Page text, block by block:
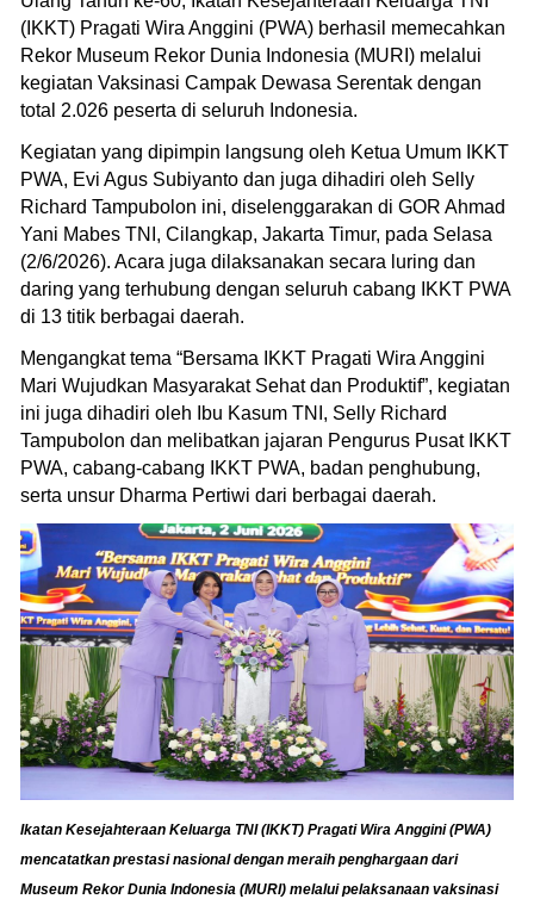
(IKKT) Pragati Wira Anggini (PWA) berhasil memecahkan
Rekor Museum Rekor Dunia Indonesia (MURI) melalui
kegiatan Vaksinasi Campak Dewasa Serentak dengan
total 2.026 peserta di seluruh Indonesia.
Kegiatan yang dipimpin langsung oleh Ketua Umum IKKT
PWA, Evi Agus Subiyanto dan juga dihadiri oleh Selly
Richard Tampubolon ini, diselenggarakan di GOR Ahmad
Yani Mabes TNI, Cilangkap, Jakarta Timur, pada Selasa
(2/6/2026). Acara juga dilaksanakan secara luring dan
daring yang terhubung dengan seluruh cabang IKKT PWA
di 13 titik berbagai daerah.
Mengangkat tema “Bersama IKKT Pragati Wira Anggini
Mari Wujudkan Masyarakat Sehat dan Produktif”, kegiatan
ini juga dihadiri oleh Ibu Kasum TNI, Selly Richard
Tampubolon dan melibatkan jajaran Pengurus Pusat IKKT
PWA, cabang-cabang IKKT PWA, badan penghubung,
serta unsur Dharma Pertiwi dari berbagai daerah.
Ikatan Kesejahteraan Keluarga TNI (IKKT) Pragati Wira Anggini (PWA)
mencatatkan prestasi nasional dengan meraih penghargaan dari
Museum Rekor Dunia Indonesia (MURI) melalui pelaksanaan vaksinasi